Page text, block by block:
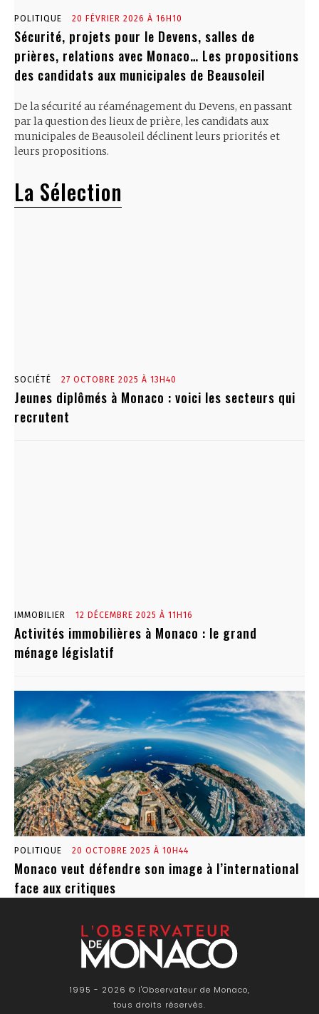
POLITIQUE 20 FÉVRIER 2026 À 16H10
Sécurité, projets pour le Devens, salles de
prières, relations avec Monaco… Les propositions
des candidats aux municipales de Beausoleil
De la sécurité au réaménagement du Devens, en passant
par la question des lieux de prière, les candidats aux
municipales de Beausoleil déclinent leurs priorités et
leurs propositions.
La Sélection
SOCIÉTÉ 27 OCTOBRE 2025 À 13H40
Jeunes diplômés à Monaco : voici les secteurs qui
recrutent
IMMOBILIER 12 DÉCEMBRE 2025 À 11H16
Activités immobilières à Monaco : le grand
ménage législatif
POLITIQUE 20 OCTOBRE 2025 À 10H44
Monaco veut défendre son image à l’international
face aux critiques
1995 - 2026 © l'Observateur de Monaco,
tous droits réservés.